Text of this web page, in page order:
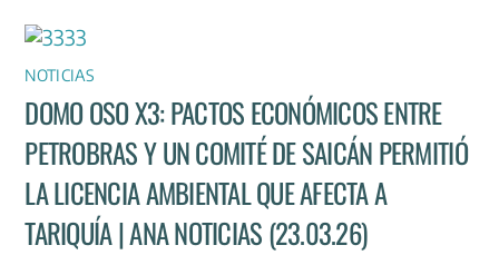
NOTICIAS
DOMO OSO X3: PACTOS ECONÓMICOS ENTRE
PETROBRAS Y UN COMITÉ DE SAICÁN PERMITIÓ
LA LICENCIA AMBIENTAL QUE AFECTA A
TARIQUÍA | ANA NOTICIAS (23.03.26)